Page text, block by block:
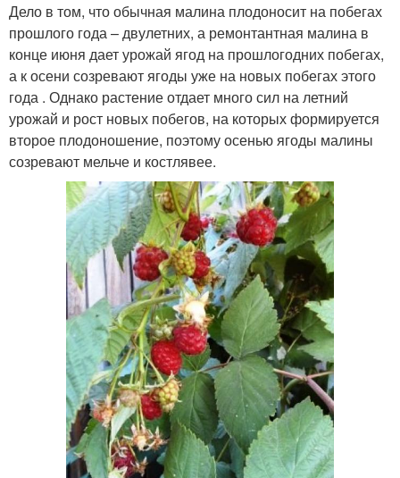
Дело в том, что обычная малина плодоносит на побегах
прошлого года – двулетних, а ремонтантная малина в
конце июня дает урожай ягод на прошлогодних побегах,
а к осени созревают ягоды уже на новых побегах этого
года . Однако растение отдает много сил на летний
урожай и рост новых побегов, на которых формируется
второе плодоношение, поэтому осенью ягоды малины
созревают мельче и костлявее.